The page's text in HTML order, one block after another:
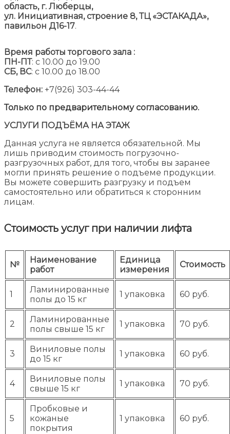
область, г. Люберцы,
ул. Инициативная, строение 8, ТЦ «ЭСТАКАДА»,
павильон Д16-17.
Время работы торгового зала :
ПН-ПТ: с 10.00 до 19.00
СБ, ВС: с 10.00 до 18.00
Телефон: +7(926) 303-44-44
Только по предварительному согласованию.
УСЛУГИ ПОДЪЁМА НА ЭТАЖ
Данная услуга не является обязательной. Мы
лишь приводим стоимость погрузочно-
разгрузочных работ, для того, чтобы вы заранее
могли принять решение о подъеме продукции.
Вы можете совершить разгрузку и подъем
самостоятельно или обратиться к сторонним
лицам.
Стоимость услуг при наличии лифта
№
Наименование
работ
Единица
измерения
Стоимость
1
Ламинированные
полы до 15 кг
1 упаковка 60 руб.
2
Ламинированные
полы свыше 15 кг
1 упаковка 70 руб.
3
Виниловые полы
до 15 кг
1 упаковка 60 руб.
4
Виниловые полы
свыше 15 кг
1 упаковка 70 руб.
5
Пробковые и
кожаные
покрытия
1 упаковка 60 руб.